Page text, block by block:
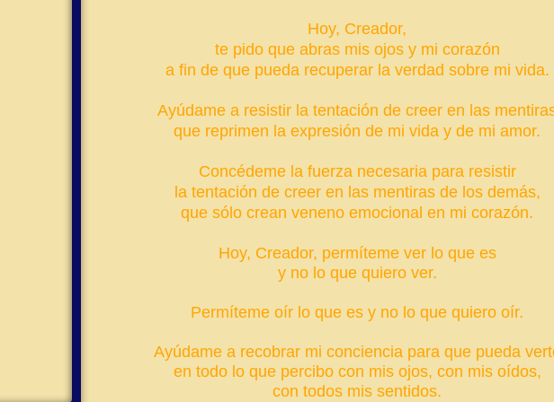
Hoy, Creador,
te pido que abras mis ojos y mi corazón
a fin de que pueda recuperar la verdad sobre mi vida.
Ayúdame a resistir la tentación de creer en las
que reprimen la expresión de mi vida y de mi amor.
Concédeme la fuerza necesaria para resistir
la tentación de creer en las mentiras de los demás,
que sólo crean veneno emocional en mi corazón.
Hoy, Creador, permíteme ver lo que es
y no lo que quiero ver.
Permíteme oír lo que es y no lo que quiero oír.
Ayúdame a recobrar mi conciencia para que pueda
en todo lo que percibo con mis ojos, con mis oídos,
con todos mis sentidos.